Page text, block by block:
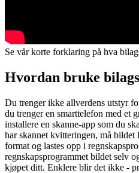
Se vår korte forklaring på hva
Hvordan bruke
Du trenger ikke allverdens utstyr
du trenger en smarttelefon med et
installere en skanne-app som du
har skannet kvitteringen, må bildet
format og lastes opp i
regnskapsprogrammet bildet selv
kjøpet ditt. Enklere blir det ikke -